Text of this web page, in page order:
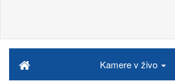
Kamere v živo